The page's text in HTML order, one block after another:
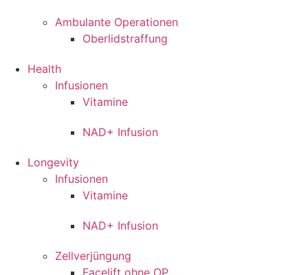
Ambulante Operationen
Oberlidstraffung
Health
Infusionen
Vitamine
NAD+ Infusion
Longevity
Infusionen
Vitamine
NAD+ Infusion
Zellverjüngung